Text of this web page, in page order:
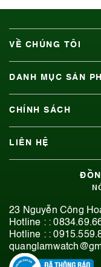
VỀ CHÚNG TÔI
DANH MỤC SẢN
CHÍNH SÁCH
LIÊN HỆ
23 Nguyễn Công
Hotline : :
Hotline : :